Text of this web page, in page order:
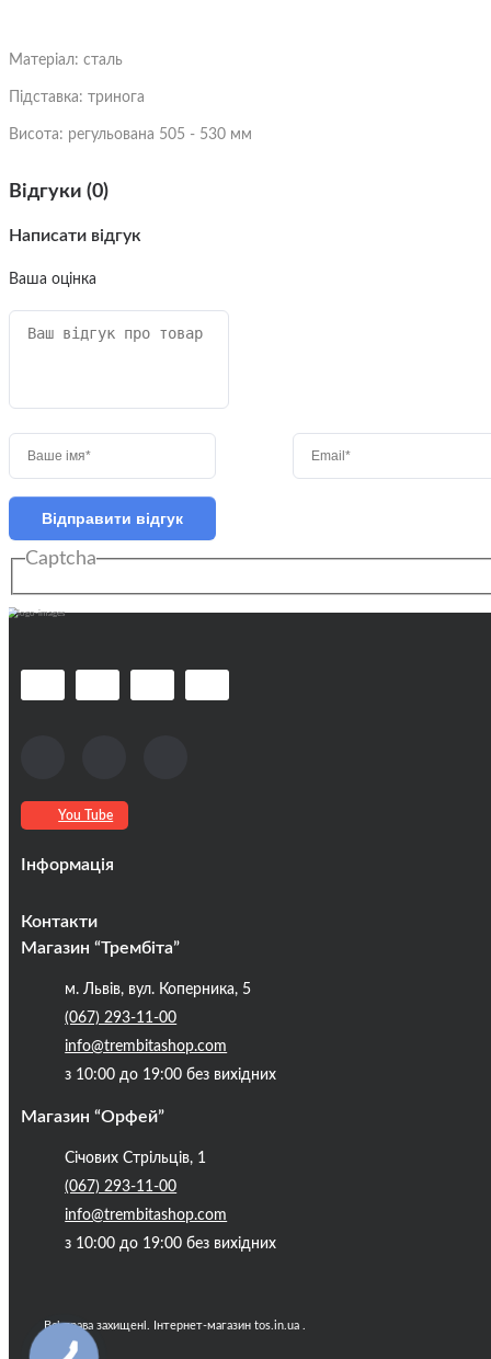
Матеріал: сталь
Підставка: тринога
Висота: регульована 505 - 530 мм
Відгуки (0)
Написати відгук
Ваша оцінка
Відправити відгук
Captcha
You Tube
Інформація
Кредити
Контакти
Публічна оферта
Бренди
Блог
Контакти
Магазин “Трембіта”
м. Львів, вул. Коперника, 5
(067) 293-11-00
info@trembitashop.com
з 10:00 до 19:00 без вихідних
Магазин “Орфей”
Січових Стрільців, 1
(067) 293-11-00
info@trembitashop.com
з 10:00 до 19:00 без вихідних
Всі права захищені. Інтернет-магазин tos.in.ua .